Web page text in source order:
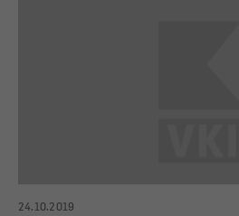
24.10.2019